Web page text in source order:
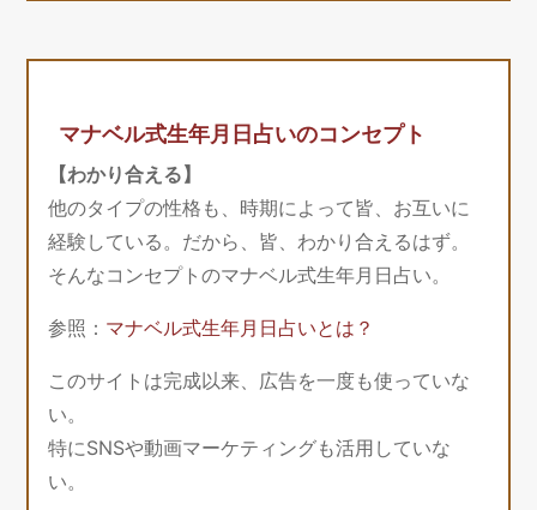
マナベル式生年月日占いのコンセプト
【わかり合える】
他のタイプの性格も、時期によって皆、お互いに
経験している。だから、皆、わかり合えるはず。
そんなコンセプトのマナベル式生年月日占い。
参照： マナベル式生年月日占いとは？
このサイトは完成以来、広告を一度も使っていな
い。
特にSNSや動画マーケティングも活用していな
い。